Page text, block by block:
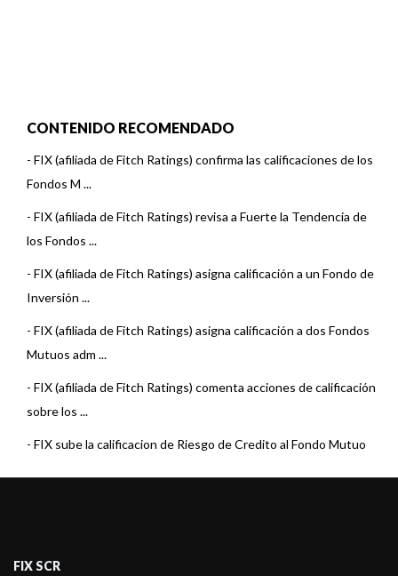
CONTENIDO RECOMENDADO
- FIX (afiliada de Fitch Ratings) confirma las calificaciones de los
Fondos M ...
- FIX (afiliada de Fitch Ratings) revisa a Fuerte la Tendencia de
los Fondos ...
- FIX (afiliada de Fitch Ratings) asigna calificación a un Fondo de
Inversión ...
- FIX (afiliada de Fitch Ratings) asigna calificación a dos Fondos
Mutuos adm ...
- FIX (afiliada de Fitch Ratings) comenta acciones de calificación
sobre los ...
- FIX sube la calificacion de Riesgo de Credito al Fondo Mutuo
- FIX (afiliada de Fitch Ratings) confirma las calificaciones de los
FIX SCR